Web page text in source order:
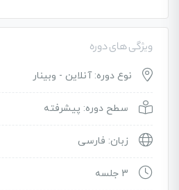
ویژگی های دوره
نوع دوره: آنلاین - وبینار
سطح دوره: پیشرفته
زبان: فارسی
3 جلسه